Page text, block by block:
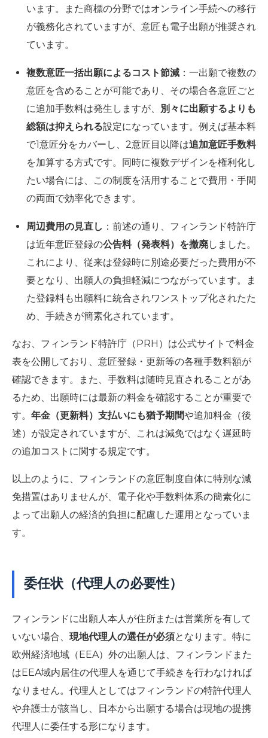
います。また商標の分野ではオンライン手続への移行
が義務化されていますが、意匠も電子出願が推奨され
ています。
複数意匠一括出願によるコスト節減 ：一出願で複数の
意匠を含めることが可能であり、その場合各意匠ごと
に追加手数料は発生しますが、 別々に出願するよりも
総額は抑えられる設定になっています。例えば基本料
で1意匠分をカバーし、2意匠目以降は追加意匠手数料
を加算する方式です。同時に複数デザインを権利化し
たい場合には、この制度を活用することで費用・手間
の両面で効率化できます。
周辺費用の見直し ：前述の通り、フィンランド特許庁
は近年意匠登録の公告料（発表料）を撤廃しました。
これにより、従来は登録時に別途必要だった費用が不
要となり、出願人の負担軽減につながっています。ま
た登録料も出願料に統合されワンストップ化されたた
め、手続きが簡素化されています。
なお、フィンランド特許庁（PRH）は公式サイトで料金
表を公開しており、意匠登録・更新等の各種手数料額が
確認できます。また、手数料は随時見直されることがあ
るため、出願時には最新の料金を確認することが重要で
す。 年金（更新料）支払いにも猶予期間や追加料金（後
述）が設定されていますが、これは減免ではなく遅延時
の追加コストに関する規定です。
以上のように、フィンランドの意匠制度自体に特別な減
免措置はありませんが、電子化や手数料体系の簡素化に
よって出願人の経済的負担に配慮した運用となっていま
す。
委任状（代理人の必要性）
フィンランドに出願人本人が住所または営業所を有して
いない場合、 現地代理人の選任が必須となります。特に
欧州経済地域（EEA）外の出願人は、フィンランドまた
はEEA域内居住の代理人を通じて手続きを行わなければ
なりません。代理人としてはフィンランドの特許代理人
や弁護士が該当し、日本から出願する場合は現地の提携
代理人に委任する形になります。